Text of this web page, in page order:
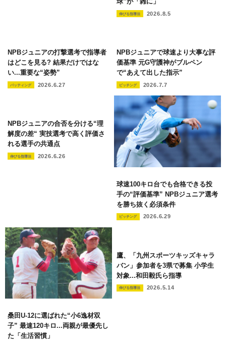
伸びる指導法 2026.8.5
NPBジュニアの打撃選考で指導者
はどこを見る? 結果だけではな
い...重要な“姿勢”
バッティング 2026.6.27
NPBジュニアで球速より大事な評
価基準 元G守護神がブルペン
で“あえて出した指示”
ピッチング 2026.7.7
NPBジュニアの合否を分ける“理
解度の差“ 実技選考で高く評価さ
れる選手の共通点
伸びる指導法 2026.6.26
球速100キロ台でも合格できる投
手の“評価基準” NPBジュニア選考
を勝ち抜く必須条件
ピッチング 2026.6.29
桑田U-12に選ばれた“小6逸材双
子” 最速120キロ...両親が最優先し
た「生活習慣」
鷹、「九州スポーツキッズキャラ
バン」参加者を3県で募集 小学生
対象...和田毅氏ら指導
伸びる指導法 2026.5.14